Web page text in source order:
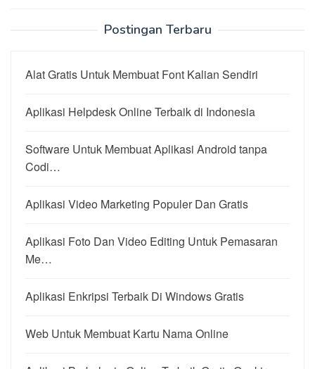
Postingan Terbaru
Alat Gratis Untuk Membuat Font Kalian Sendiri
Aplikasi Helpdesk Online Terbaik di Indonesia
Software Untuk Membuat Aplikasi Android tanpa
Codi…
Aplikasi Video Marketing Populer Dan Gratis
Aplikasi Foto Dan Video Editing Untuk Pemasaran
Me…
Aplikasi Enkripsi Terbaik Di Windows Gratis
Web Untuk Membuat Kartu Nama Online